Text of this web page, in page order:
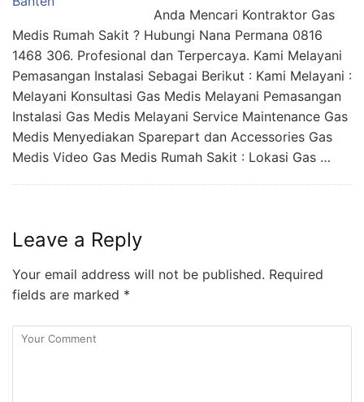
Anda Mencari Kontraktor Gas
Medis Rumah Sakit ? Hubungi Nana Permana 0816
1468 306. Profesional dan Terpercaya. Kami Melayani
Pemasangan Instalasi Sebagai Berikut : Kami Melayani :
Melayani Konsultasi Gas Medis Melayani Pemasangan
Instalasi Gas Medis Melayani Service Maintenance Gas
Medis Menyediakan Sparepart dan Accessories Gas
Medis Video Gas Medis Rumah Sakit : Lokasi Gas …
Leave a Reply
Your email address will not be published. Required
fields are marked *